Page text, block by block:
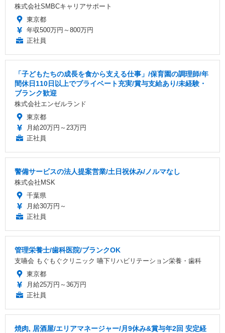
株式会社SMBCキャリアサポート
東京都
年収500万円～800万円
正社員
「子どもたちの成長を食から支える仕事」/保育園の調理師/年
間休日110日以上でプライベート充実/賞与支給あり/未経験・
ブランク歓迎
株式会社エンゼルランド
東京都
月給20万円～23万円
正社員
警備サービスの法人提案営業/土日祝休み/ノルマなし
株式会社MSK
千葉県
月給30万円～
正社員
管理栄養士/歯科医院/ブランクOK
支嚥会 もぐもぐクリニック 嚥下リハビリテーション栄養・歯科
東京都
月給25万円～36万円
正社員
焼肉, 居酒屋/エリアマネージャー/月9休み&賞与年2回 安定経